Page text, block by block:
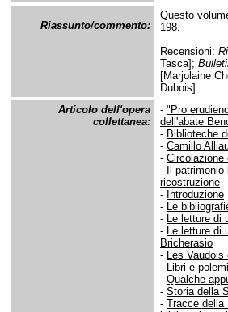
Riassunto/commento:
Questo
198.
Recensioni:
Tasca];
[Marjolaine
Dubois]
Articolo dell'opera
collettanea:
- "Pro
dell'abate
- Biblioteche
- Camillo
- Circolazione
-
Il
ricostruzione
- Introduzione
- Le
- Le letture di
- Le letture di
Bricherasio
- Les
- Libri e
- Qualche
- Storia della
- Tracce della